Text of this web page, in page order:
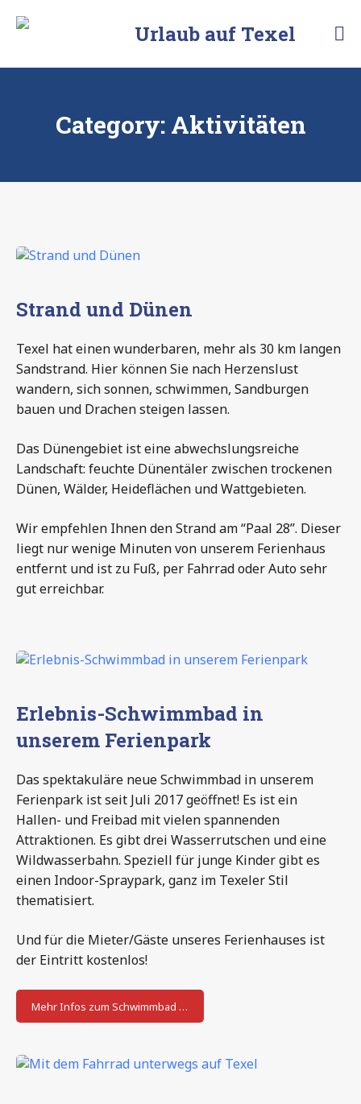
Urlaub auf Texel
Category: Aktivitäten
Strand und Dünen
Texel hat einen wunderbaren, mehr als 30 km langen
Sandstrand. Hier können Sie nach Herzenslust
wandern, sich sonnen, schwimmen, Sandburgen
bauen und Drachen steigen lassen.
Das Dünengebiet ist eine abwechslungsreiche
Landschaft: feuchte Dünentäler zwischen trockenen
Dünen, Wälder, Heideflächen und Wattgebieten.
Wir empfehlen Ihnen den Strand am “Paal 28”. Dieser
liegt nur wenige Minuten von unserem Ferienhaus
entfernt und ist zu Fuß, per Fahrrad oder Auto sehr
gut erreichbar.
Erlebnis-Schwimmbad in
unserem Ferienpark
Das spektakuläre neue Schwimmbad in unserem
Ferienpark ist seit Juli 2017 geöffnet! Es ist ein
Hallen- und Freibad mit vielen spannenden
Attraktionen. Es gibt drei Wasserrutschen und eine
Wildwasserbahn. Speziell für junge Kinder gibt es
einen Indoor-Spraypark, ganz im Texeler Stil
thematisiert.
Und für die Mieter/Gäste unseres Ferienhauses ist
der Eintritt kostenlos!
Mehr Infos zum Schwimmbad …